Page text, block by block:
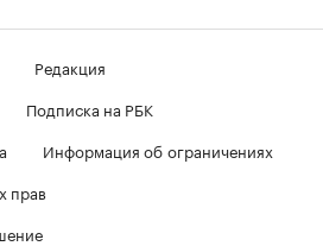
Редакция
Подписка на РБК
Информация об ограничениях
прав